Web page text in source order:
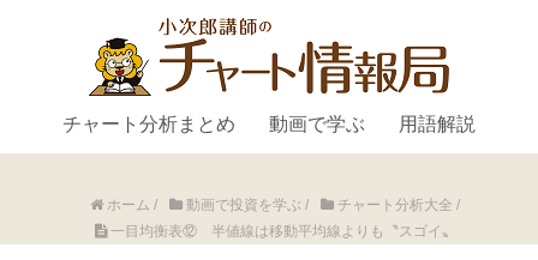
チャート分析まとめ 動画で学ぶ 用語解説
ホーム / 動画で投資を学ぶ / チャート分析大全 /
一目均衡表⑫ 半値線は移動平均線よりも〝スゴイ〟